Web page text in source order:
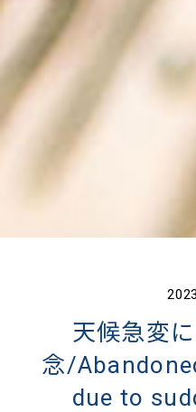
天候急変
念/
due to